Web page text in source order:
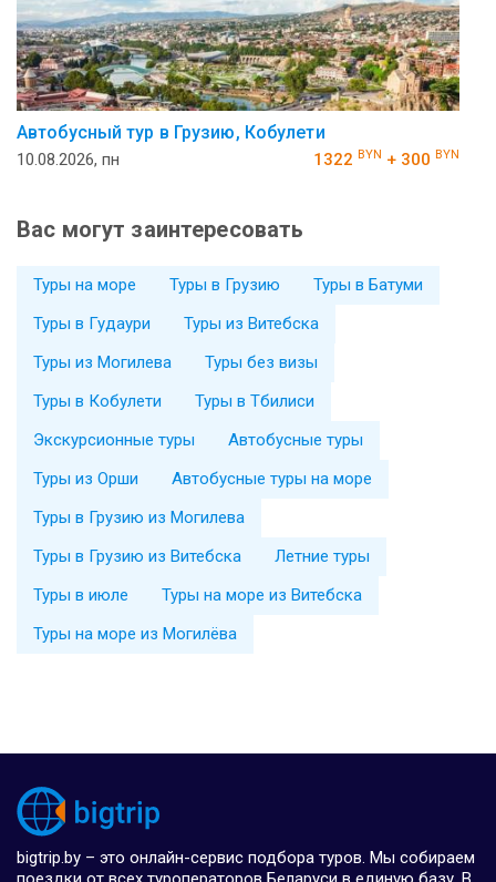
Автобусный тур в Грузию, Кобулети
10.08.2026, пн 1322 BYN + 300 BYN
Вас могут заинтересовать
Туры на море Туры в Грузию
Туры в Батуми
Туры в Гудаури
Туры из Витебска
Туры из Могилева
Туры без визы
Туры в Кобулети
Туры в Тбилиси
Экскурсионные туры
Автобусные туры
Туры из Орши
Автобусные туры на море
Туры в Грузию из Могилева
Туры в Грузию из Витебска
Летние туры
Туры в июле
Туры на море из Витебска
Туры на море из Могилёва
bigtrip.by – это онлайн-сервис подбора туров. Мы собираем